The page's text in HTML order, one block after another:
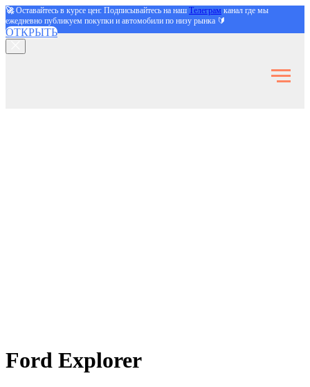
🚀Оставайтесь в курсе цен: Подписывайтесь на наш Телеграм канал где мы
ежедневно публикуем покупки и автомобили по низу рынка 🔰
ОТКРЫТЬ
Ford Explorer